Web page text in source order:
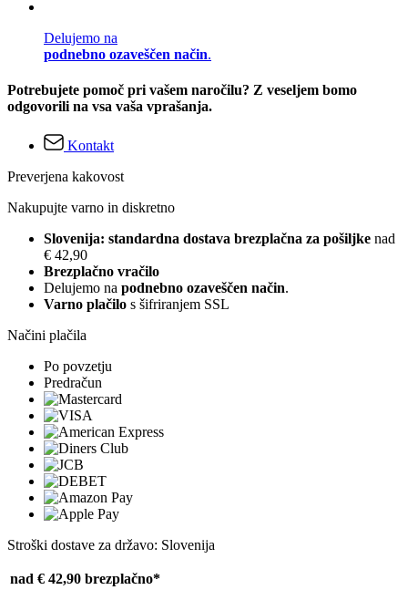
Delujemo na
podnebno ozaveščen način.
Potrebujete pomoč pri vašem naročilu? Z veseljem bomo
odgovorili na vsa vaša vprašanja.
Kontakt
Preverjena kakovost
Nakupujte varno in diskretno
Slovenija: standardna dostava brezplačna za pošiljke nad
€ 42,90
Brezplačno vračilo
Delujemo na podnebno ozaveščen način.
Varno plačilo s šifriranjem SSL
Načini plačila
Po povzetju
Predračun
Stroški dostave za državo: Slovenija
nad € 42,90 brezplačno*